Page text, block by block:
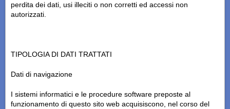
perdita dei dati, usi illeciti o non corretti ed accessi non
autorizzati.
TIPOLOGIA DI DATI TRATTATI
Dati di navigazione
I sistemi informatici e le procedure software preposte al
funzionamento di questo sito web acquisiscono, nel corso del